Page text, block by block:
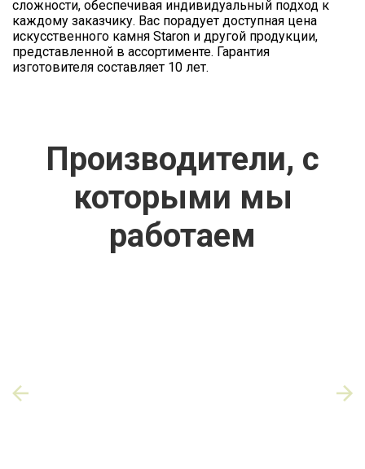
сложности, обеспечивая индивидуальный подход к
каждому заказчику. Вас порадует доступная цена
искусственного камня Staron и другой продукции,
представленной в ассортименте. Гарантия
изготовителя составляет 10 лет.
Производители, с
которыми мы
работаем